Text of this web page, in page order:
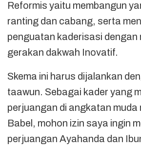
Reformis yaitu membangun
ranting dan cabang, serta
penguatan kaderisasi dengan
gerakan dakwah Inovatif.
Skema ini harus dijalankan
taawun. Sebagai kader yang
perjuangan di angkatan muda
Babel, mohon izin saya ingin
perjuangan Ayahanda dan